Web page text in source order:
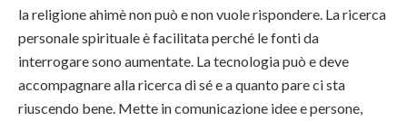
la religione ahimè non può e non vuole rispondere. La ricerca
personale spirituale è facilitata perché le fonti da
interrogare sono aumentate. La tecnologia può e deve
accompagnare alla ricerca di sé e a quanto pare ci sta
riuscendo bene. Mette in comunicazione idee e persone,